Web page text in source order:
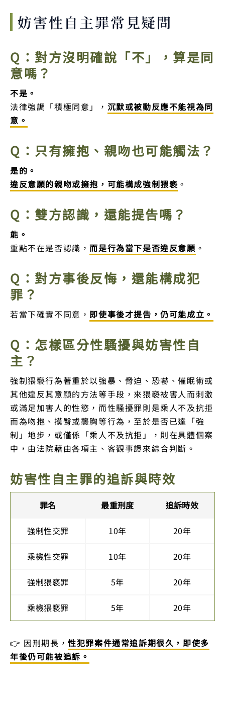
妨害性自主罪常見疑問
Q：對方沒明確說「不」，算是同
意嗎？
不是。
法律強調「積極同意」， 沉默或被動反應不能視為同
意。
Q：只有擁抱、親吻也可能觸法？
是的。
違反意願的親吻或擁抱，可能構成強制猥褻 。
Q：雙方認識，還能提告嗎？
能。
重點不在是否認識，而是行為當下是否違反意願 。
Q：對方事後反悔，還能構成犯
罪？
若當下確實不同意， 即使事後才提告，仍可能成立。
Q：怎樣區分性騷擾與妨害性自
主？
強制猥褻行為著重於以強暴、脅迫、恐嚇、催眠術或
其他違反其意願的方法等手段，來猥褻被害人而刺激
或滿足加害人的性慾，而性騷擾罪則是乘人不及抗拒
而為吻抱、摸臀或襲胸等行為，至於是否已達「強
制」地步，或僅係「乘人不及抗拒」，則在具體個案
中，由法院藉由各項主、客觀事證來綜合判斷。
妨害性自主罪的追訴與時效
罪名 最重刑度 追訴時效
強制性交罪 10年 20年
乘機性交罪 10年 20年
強制猥褻罪 5年 20年
乘機猥褻罪 5年 20年
👉 因刑期長，性犯罪案件通常追訴期很久，即使多
年後仍可能被追訴。